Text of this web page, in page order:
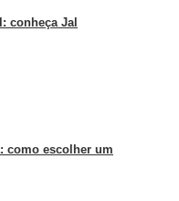
conheça Jal
como escolher um